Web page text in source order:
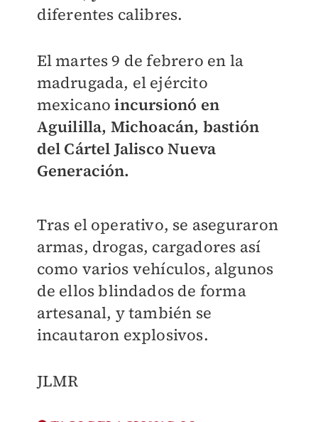
diferentes calibres.
El martes 9 de febrero en la
madrugada, el ejército
mexicano incursionó en
Aguililla, Michoacán, bastión
del Cártel Jalisco Nueva
Generación.
Tras el operativo, se aseguraron
armas, drogas, cargadores así
como varios vehículos, algunos
de ellos blindados de forma
artesanal, y también se
incautaron explosivos.
​JLMR